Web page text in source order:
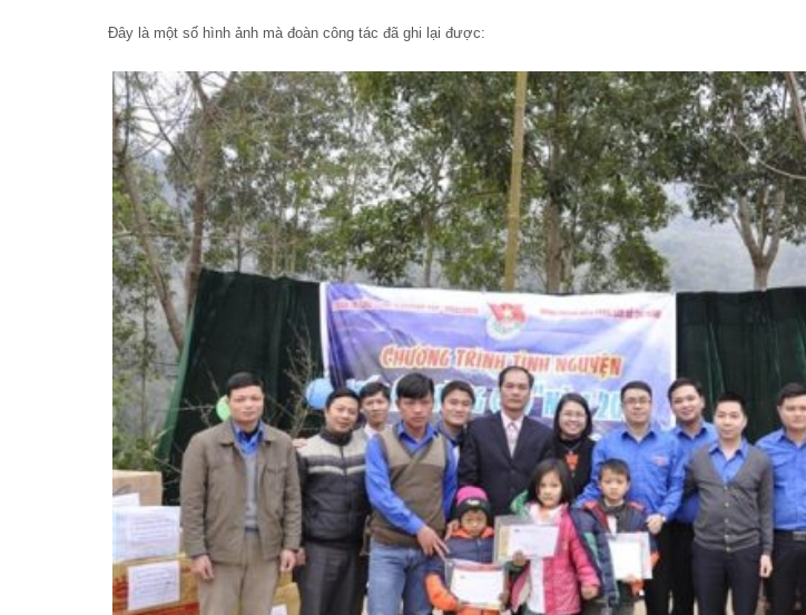
Đây là một số hình ảnh mà đoàn công tác đã ghi lại được: